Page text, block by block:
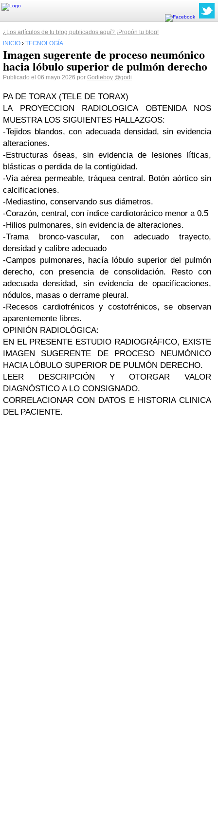
¿Los artículos de tu blog publicados aquí? ¡Propón tu blog!
INICIO › TECNOLOGÍA
Imagen sugerente de proceso neumónico
hacia lóbulo superior de pulmón derecho
Publicado el 06 mayo 2026 por Godieboy @godi
PA DE TORAX (TELE DE TORAX)
LA PROYECCION RADIOLOGICA OBTENIDA NOS
MUESTRA LOS SIGUIENTES HALLAZGOS:
-Tejidos blandos, con adecuada densidad, sin evidencia
alteraciones.
-Estructuras óseas, sin evidencia de lesiones líticas,
blásticas o perdida de la contigüidad.
-Vía aérea permeable, tráquea central. Botón aórtico sin
calcificaciones.
-Mediastino, conservando sus diámetros.
-Corazón, central, con índice cardiotorácico menor a 0.5
-Hilios pulmonares, sin evidencia de alteraciones.
-Trama bronco-vascular, con adecuado trayecto,
densidad y calibre adecuado
-Campos pulmonares, hacía lóbulo superior del pulmón
derecho, con presencia de consolidación. Resto con
adecuada densidad, sin evidencia de opacificaciones,
nódulos, masas o derrame pleural.
-Recesos cardiofrénicos y costofrénicos, se observan
aparentemente libres.
OPINIÓN RADIOLÓGICA:
EN EL PRESENTE ESTUDIO RADIOGRÁFICO, EXISTE
IMAGEN SUGERENTE DE PROCESO NEUMÓNICO
HACIA LÓBULO SUPERIOR DE PULMÓN DERECHO.
LEER DESCRIPCIÓN Y OTORGAR VALOR
DIAGNÓSTICO A LO CONSIGNADO.
CORRELACIONAR CON DATOS E HISTORIA CLINICA
DEL PACIENTE.